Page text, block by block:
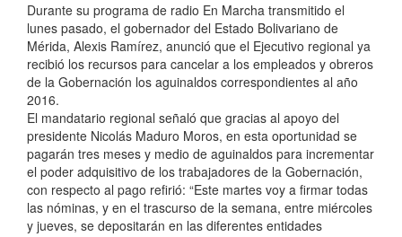
Durante su programa de radio En Marcha transmitido el
lunes pasado, el gobernador del Estado Bolivariano de
Mérida, Alexis Ramírez, anunció que el Ejecutivo regional ya
recibió los recursos para cancelar a los empleados y obreros
de la Gobernación los aguinaldos correspondientes al año
2016.
El mandatario regional señaló que gracias al apoyo del
presidente Nicolás Maduro Moros, en esta oportunidad se
pagarán tres meses y medio de aguinaldos para incrementar
el poder adquisitivo de los trabajadores de la Gobernación,
con respecto al pago refirió: “Este martes voy a firmar todas
las nóminas, y en el trascurso de la semana, entre miércoles
y jueves, se depositarán en las diferentes entidades